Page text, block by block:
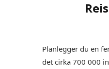
Planlegger du en
det cirka 700 000